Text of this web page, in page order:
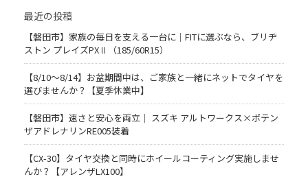
最近の投稿
【磐田市】家族の毎日を支える一台に｜FITに選ぶなら、ブリヂ
ストン プレイズPXⅡ（185/60R15）
【8/10～8/14】お盆期間中は、ご家族と一緒にネットでタイヤを
選びませんか？【夏季休業中】
【磐田市】速さと安心を両立｜ スズキ アルトワークス×ポテン
ザアドレナリンRE005装着
【CX-30】タイヤ交換と同時にホイールコーティング実施しませ
んか？【アレンザLX100】